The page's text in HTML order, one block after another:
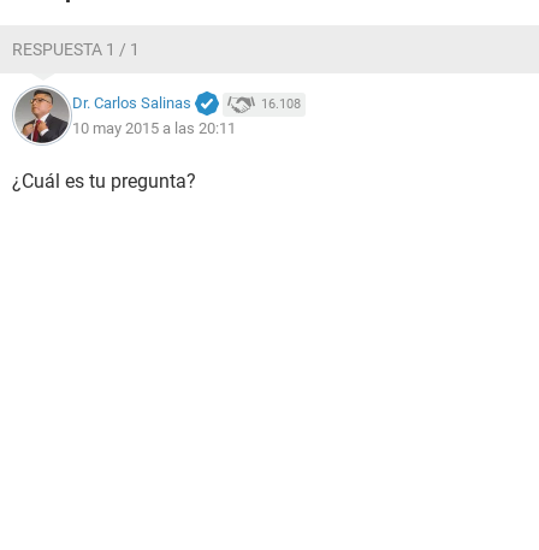
RESPUESTA 1 / 1
Dr. Carlos Salinas 16.108
10 may 2015 a las 20:11
¿Cuál es tu pregunta?